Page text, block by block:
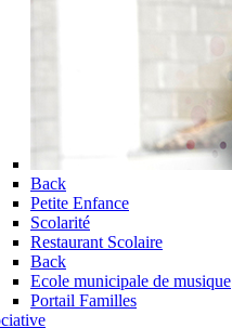
Back
Petite Enfance
Scolarité
Restaurant Scolaire
Back
Ecole municipale de musique
Portail Familles